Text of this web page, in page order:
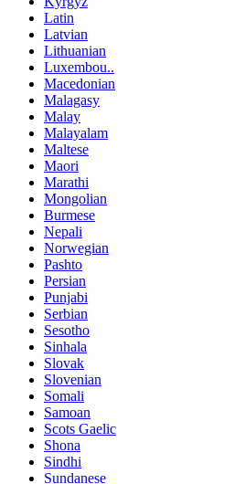
Latin
Latvian
Lithuanian
Luxembou..
Macedonian
Malagasy
Malay
Malayalam
Maltese
Maori
Marathi
Mongolian
Burmese
Nepali
Norwegian
Pashto
Persian
Punjabi
Serbian
Sesotho
Sinhala
Slovak
Slovenian
Somali
Samoan
Scots Gaelic
Shona
Sindhi
Sundanese